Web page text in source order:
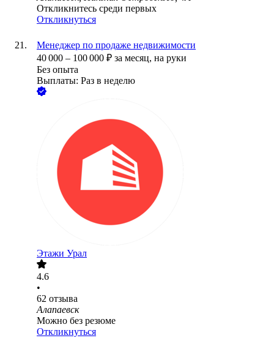
Откликнитесь среди первых
Откликнуться
Менеджер по продаже недвижимости
40 000 – 100 000 ₽ за месяц, на руки
Без опыта
Выплаты: Раз в неделю
Этажи Урал
4.6
•
62 отзыва
Алапаевск
Можно без резюме
Откликнуться